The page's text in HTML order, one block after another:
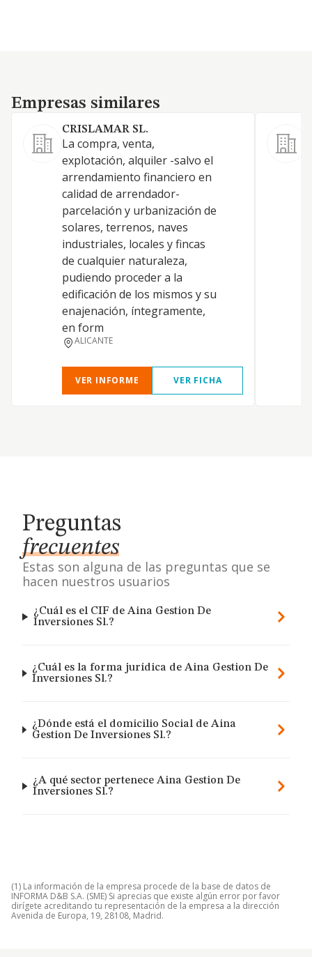
Empresas similares
Empresas similares
CRISLAMAR SL.
La compra, venta,
explotación, alquiler -salvo el
arrendamiento financiero en
calidad de arrendador-
parcelación y urbanización de
solares, terrenos, naves
industriales, locales y fincas
de cualquier naturaleza,
pudiendo proceder a la
edificación de los mismos y su
enajenación, íntegramente,
en form
ALICANTE
VER INFORME VER FICHA
Preguntas
frecuentes
Estas son alguna de las preguntas que se
hacen nuestros usuarios
¿Cuál es el CIF de Aina Gestion De
Inversiones Sl.?
¿Cuál es la forma jurídica de Aina Gestion De
Inversiones Sl.?
¿Dónde está el domicilio Social de Aina
Gestion De Inversiones Sl.?
¿A qué sector pertenece Aina Gestion De
Inversiones Sl.?
(1) La información de la empresa procede de la base de datos de
INFORMA D&B S.A. (SME) Si aprecias que existe algún error por favor
dirígete acreditando tu representación de la empresa a la dirección
Avenida de Europa, 19, 28108, Madrid.